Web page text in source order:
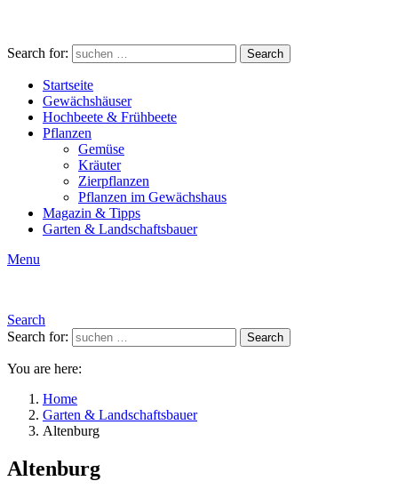
Search for: Search
Startseite
Gewächshäuser
Hochbeete & Frühbeete
Pflanzen
Gemüse
Kräuter
Zierpflanzen
Pflanzen im Gewächshaus
Magazin & Tipps
Garten & Landschaftsbauer
Menu
Search
Search for:
Search
You are here:
Home
Garten & Landschaftsbauer
Altenburg
Altenburg